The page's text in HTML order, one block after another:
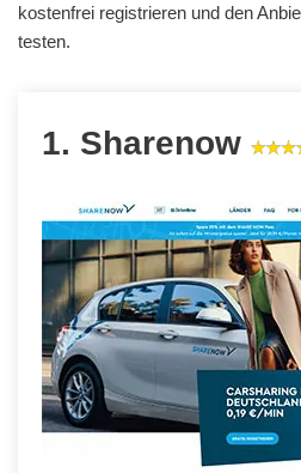
kostenfrei registrieren und den
testen.
1. Sharenow